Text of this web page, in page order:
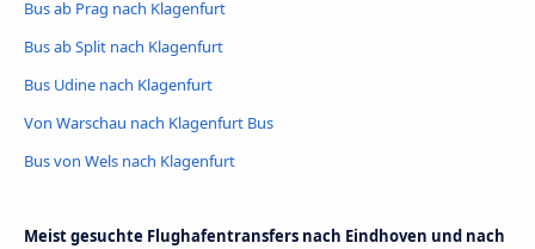
Bus ab Prag nach Klagenfurt
Bus ab Split nach Klagenfurt
Bus Udine nach Klagenfurt
Von Warschau nach Klagenfurt Bus
Bus von Wels nach Klagenfurt
Meist gesuchte Flughafentransfers nach Eindhoven und nach